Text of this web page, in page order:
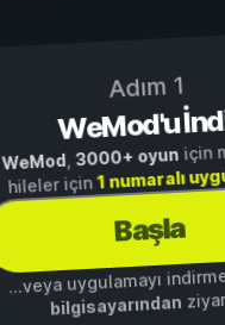
Adım 1
WeMod'u
WeMod,3000+ oyuniçin
hileler için1 numaralı
Başla
...veya uygulamayı
bilgisayarından